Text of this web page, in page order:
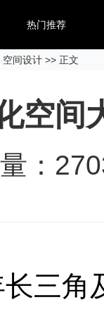
热门推荐
空间设计 >> 正文
空间
：
长三